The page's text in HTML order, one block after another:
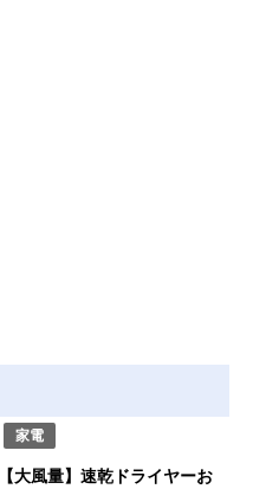
家電
【大風量】速乾ドライヤーお